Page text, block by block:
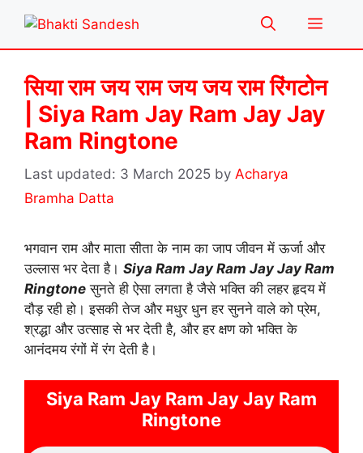
content
Menu
सिया राम जय राम जय जय राम रिंगटोन
| Siya Ram Jay Ram Jay Jay
Ram Ringtone
3 March 2025 by Acharya
Bramha Datta
भगवान राम और माता सीता के नाम का जाप जीवन में ऊर्जा और
उल्लास भर देता है। Siya Ram Jay Ram Jay Jay Ram
Ringtone सुनते ही ऐसा लगता है जैसे भक्ति की लहर हृदय में
दौड़ रही हो। इसकी तेज और मधुर धुन हर सुनने वाले को प्रेम,
श्रद्धा और उत्साह से भर देती है, और हर क्षण को भक्ति के
आनंदमय रंगों में रंग देती है।
Siya Ram Jay Ram Jay Jay Ram
Ringtone